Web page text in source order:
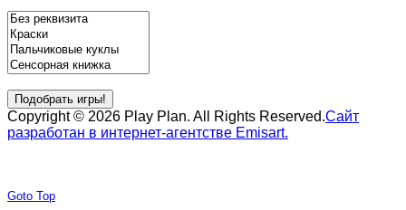
Copyright © 2026 Play Plan. All Rights Reserved.Сайт
разработан в интернет-агентстве Emisart.
Goto Top